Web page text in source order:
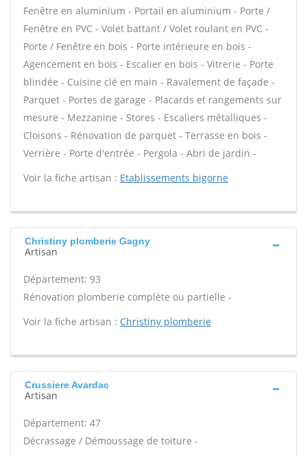
Fenêtre en aluminium - Portail en aluminium - Porte /
Fenêtre en PVC - Volet battant / Volet roulant en PVC -
Porte / Fenêtre en bois - Porte intérieure en bois -
Agencement en bois - Escalier en bois - Vitrerie - Porte
blindée - Cuisine clé en main - Ravalement de façade -
Parquet - Portes de garage - Placards et rangements sur
mesure - Mezzanine - Stores - Escaliers métalliques -
Cloisons - Rénovation de parquet - Terrasse en bois -
Verrière - Porte d'entrée - Pergola - Abri de jardin -
Voir la fiche artisan : Etablissements bigorne
Christiny plomberie Gagny
Artisan
Département: 93
Rénovation plomberie complète ou partielle -
Voir la fiche artisan : Christiny plomberie
Crussiere Avardac
Artisan
Département: 47
Décrassage / Démoussage de toiture -